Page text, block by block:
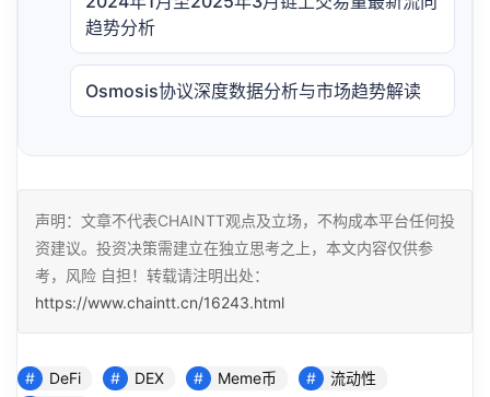
趋势分析
Osmosis协议深度数据分析与市场趋势解读
声明：文章不代表CHAINTT观点及立场，不构成本平台任何投
资建议。投资决策需建立在独立思考之上，本文内容仅供参
考，风险 自担！转载请注明出处：
https://www.chaintt.cn/16243.html
DeFi DEX Meme币
流动性